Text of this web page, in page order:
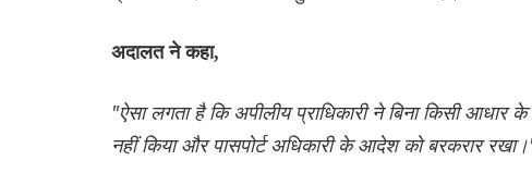
अदालत ने कहा,
"ऐसा लगता है कि अपीलीय प्राधिकारी ने बिना किसी
नहीं किया और पासपोर्ट अधिकारी के आदेश को बरकरार